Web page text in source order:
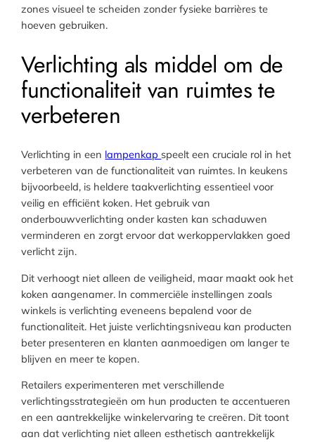
zones visueel te scheiden zonder fysieke barrières te
hoeven gebruiken.
Verlichting als middel om de
functionaliteit van ruimtes te
verbeteren
Verlichting in een lampenkap speelt een cruciale rol in het
verbeteren van de functionaliteit van ruimtes. In keukens
bijvoorbeeld, is heldere taakverlichting essentieel voor
veilig en efficiënt koken. Het gebruik van
onderbouwverlichting onder kasten kan schaduwen
verminderen en zorgt ervoor dat werkoppervlakken goed
verlicht zijn.
Dit verhoogt niet alleen de veiligheid, maar maakt ook het
koken aangenamer. In commerciële instellingen zoals
winkels is verlichting eveneens bepalend voor de
functionaliteit. Het juiste verlichtingsniveau kan producten
beter presenteren en klanten aanmoedigen om langer te
blijven en meer te kopen.
Retailers experimenteren met verschillende
verlichtingsstrategieën om hun producten te accentueren
en een aantrekkelijke winkelervaring te creëren. Dit toont
aan dat verlichting niet alleen esthetisch aantrekkelijk